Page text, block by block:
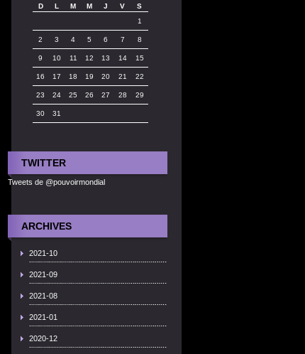
D L M M J V
S
1
2 3 4 5 6 7 8
9 10 11 12 13 14 15
16 17 18 19 20 21 22
23 24 25 26 27 28 29
30 31
TWITTER
Tweets de @pouvoirmondial
ARCHIVES
2021-10
2021-09
2021-08
2021-01
2020-12